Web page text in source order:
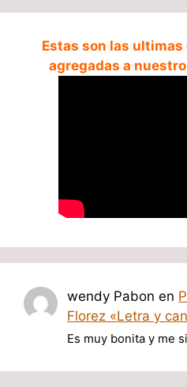
Estas son las
agregadas a
wendy Pabon en
Florez «Letra y
Es muy bonita y me